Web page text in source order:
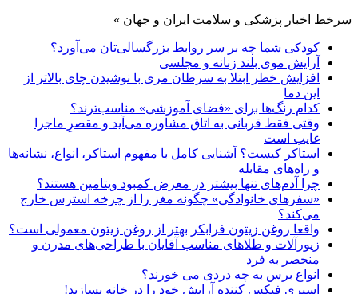
سرخط اخبار پزشکی و سلامت ایران و جهان »
کودکی شما چه بر سر روابط بزرگسالی‌تان می‌آورد؟
آرایش موی بلند زنانه و مجلسی
افزایش خطر ابتلا به سرطان مری با نوشیدن چای بالاتر از
این دما
کدام رنگ‌ها برای «فضای آموزشی» مناسب‌ترند؟
وقتی فقط قربانی به اتاق مشاوره می‌آید و مقصرِ ماجرا
غایب است
استاکر کیست؟ آشنایی کامل با مفهوم استاکر، انواع، نشانه‌ها
و راه‌های مقابله
چرا آدم‌های تنها بیشتر در معرض کمبود ویتامین هستند؟
«سفرهای خانوادگی» چگونه مغز را از چرخه استرس خارج
می‌کند؟
واقعا روغن زیتون فرابکر بهتر از روغن زیتون معمولی است؟
زیورآلات و طلاهای مناسب آقایان با طراحی‌های مدرن و
منحصر به فرد
انواع برس به چه دردی می خورند؟
اسپری فیکس کننده آرایش خود را در خانه بسازید!